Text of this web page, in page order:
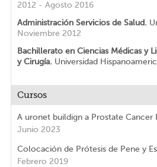
2012 - Agosto 2016
Administración Servicios de Salud.
Noviembre 2012
Bachillerato en Ciencias Médicas y
y Cirugía. Universidad
Cursos
A uronet buildign a Prostate Cancer
Junio 2023
Colocación de Prótesis de Pene y
Febrero 2019